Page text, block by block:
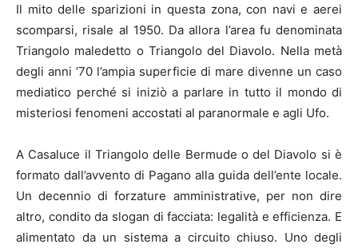
Il mito delle sparizioni in questa zona, con navi e aerei
scomparsi, risale al 1950. Da allora l’area fu denominata
Triangolo maledetto o Triangolo del Diavolo. Nella metà
degli anni ’70 l’ampia superficie di mare divenne un caso
mediatico perché si iniziò a parlare in tutto il mondo di
misteriosi fenomeni accostati al paranormale e agli Ufo.
A Casaluce il Triangolo delle Bermude o del Diavolo si è
formato dall’avvento di Pagano alla guida dell’ente locale.
Un decennio di forzature amministrative, per non dire
altro, condito da slogan di facciata: legalità e efficienza. E
alimentato da un sistema a circuito chiuso. Uno degli